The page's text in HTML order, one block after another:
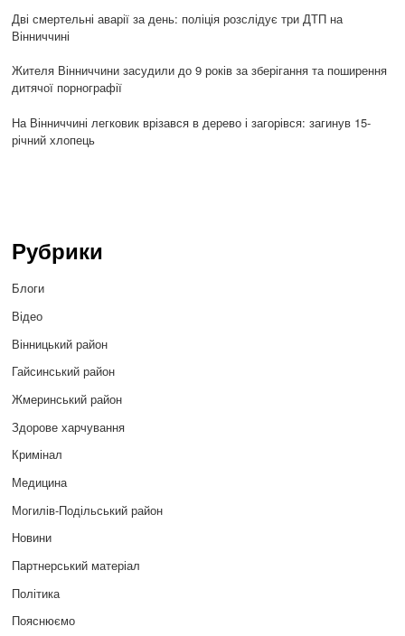
Дві смертельні аварії за день: поліція розслідує три ДТП на
Вінниччині
Жителя Вінниччини засудили до 9 років за зберігання та поширення
дитячої порнографії
На Вінниччині легковик врізався в дерево і загорівся: загинув 15-
річний хлопець
Рубрики
Блоги
Відео
Вінницький район
Гайсинський район
Жмеринський район
Здорове харчування
Кримінал
Медицина
Могилів-Подільський район
Новини
Партнерський матеріал
Політика
Пояснюємо